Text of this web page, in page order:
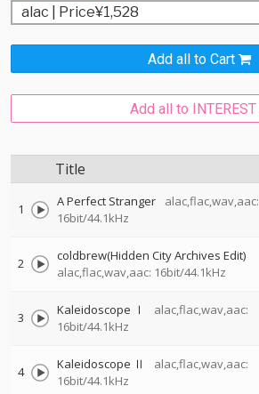
Add all to Cart
Add all to INTEREST
Title
1 A Perfect Stranger
alac,flac,wav,aac:
16bit/44.1kHz
2
coldbrew(Hidden City Archives Edit)
alac,flac,wav,aac: 16bit/44.1kHz
3 Kaleidoscope Ⅰ
alac,flac,wav,aac:
16bit/44.1kHz
4 Kaleidoscope Ⅱ
alac,flac,wav,aac:
16bit/44.1kHz